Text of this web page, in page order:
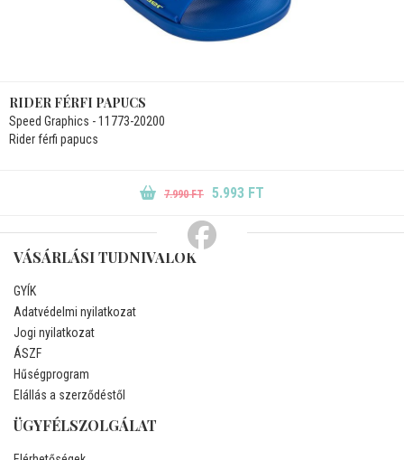
RIDER FÉRFI PAPUCS
Speed Graphics - 11773-20200
Rider férfi papucs
7.990 FT 5.993 FT
VÁSÁRLÁSI TUDNIVALÓK
GYÍK
Adatvédelmi nyilatkozat
Jogi nyilatkozat
ÁSZF
Hűségprogram
Elállás a szerződéstől
ÜGYFÉLSZOLGÁLAT